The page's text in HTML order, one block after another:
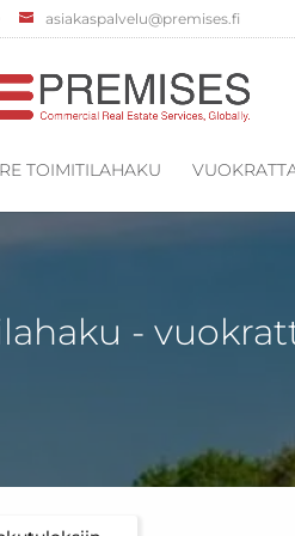
asiakaspalvelu@premises.fi
TOIMITILAHAKU
-